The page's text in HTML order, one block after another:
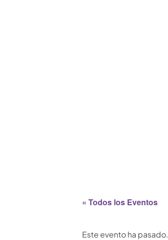
« Todos los Eventos
Este evento ha pasado.